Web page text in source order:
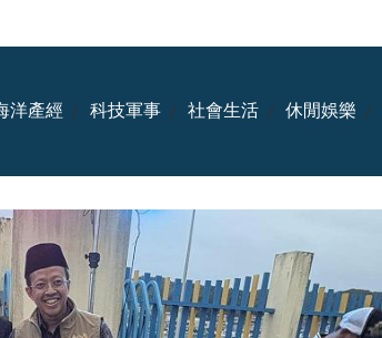
洋產經 科技軍事 社會生活 休閒娛樂